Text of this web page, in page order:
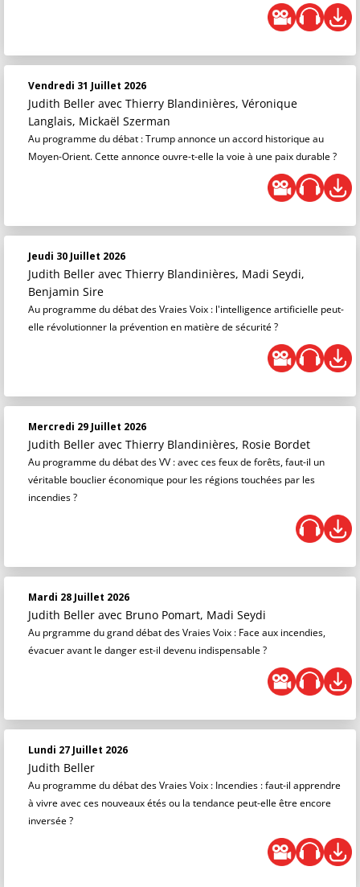
Vendredi 31 Juillet 2026
Judith Beller avec Thierry Blandinières, Véronique
Langlais, Mickaël Szerman
Au programme du débat : Trump annonce un accord historique au
Moyen-Orient. Cette annonce ouvre-t-elle la voie à une paix durable ?
Jeudi 30 Juillet 2026
Judith Beller avec Thierry Blandinières, Madi Seydi,
Benjamin Sire
Au programme du débat des Vraies Voix : l'intelligence artificielle peut-
elle révolutionner la prévention en matière de sécurité ?
Mercredi 29 Juillet 2026
Judith Beller avec Thierry Blandinières, Rosie Bordet
Au programme du débat des VV : avec ces feux de forêts, faut-il un
véritable bouclier économique pour les régions touchées par les
incendies ?
Mardi 28 Juillet 2026
Judith Beller avec Bruno Pomart, Madi Seydi
Au prgramme du grand débat des Vraies Voix : Face aux incendies,
évacuer avant le danger est-il devenu indispensable ?
Lundi 27 Juillet 2026
Judith Beller
Au programme du débat des Vraies Voix : Incendies : faut-il apprendre
à vivre avec ces nouveaux étés ou la tendance peut-elle être encore
inversée ?